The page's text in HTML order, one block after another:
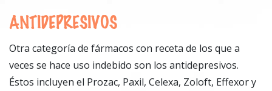
ANTIDEPRESIVOS
Otra categoría de fármacos con receta de los que a
veces se hace uso indebido son los antidepresivos.
Éstos incluyen el Prozac, Paxil, Celexa, Zoloft, Effexor y